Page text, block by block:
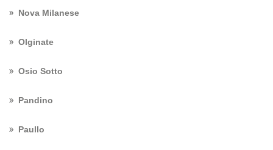
Nova Milanese
Olginate
Osio Sotto
Pandino
Paullo